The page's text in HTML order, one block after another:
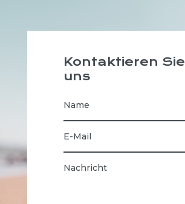
Kontaktieren Sie
uns